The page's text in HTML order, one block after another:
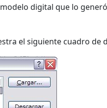
digital que lo
el siguiente cuadro de